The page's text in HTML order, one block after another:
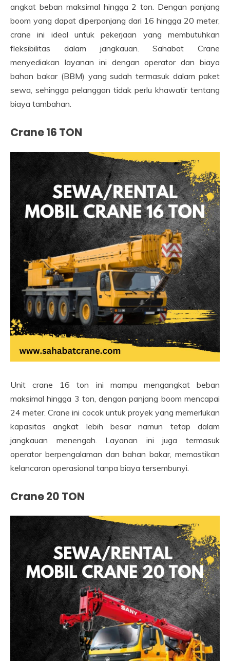
angkat beban maksimal hingga 2 ton. Dengan panjang
boom yang dapat diperpanjang dari 16 hingga 20 meter,
crane ini ideal untuk pekerjaan yang membutuhkan
fleksibilitas dalam jangkauan. Sahabat Crane
menyediakan layanan ini dengan operator dan biaya
bahan bakar (BBM) yang sudah termasuk dalam paket
sewa, sehingga pelanggan tidak perlu khawatir tentang
biaya tambahan.
Crane 16 TON
Unit crane 16 ton ini mampu mengangkat beban
maksimal hingga 3 ton, dengan panjang boom mencapai
24 meter. Crane ini cocok untuk proyek yang memerlukan
kapasitas angkat lebih besar namun tetap dalam
jangkauan menengah. Layanan ini juga termasuk
operator berpengalaman dan bahan bakar, memastikan
kelancaran operasional tanpa biaya tersembunyi.
Crane 20 TON